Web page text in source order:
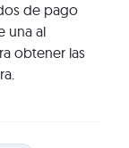
de pago
una al
obtener las